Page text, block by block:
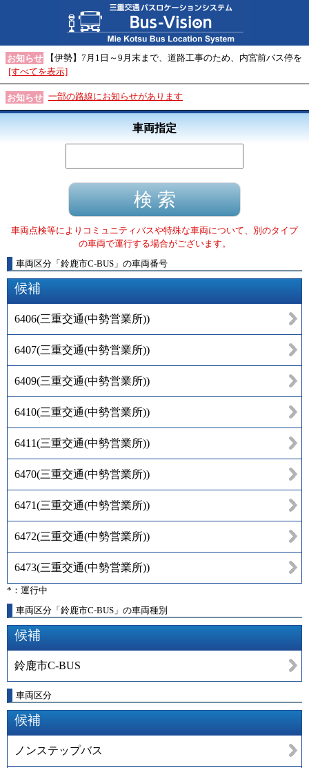
お知らせ
【伊勢】7月1日～9月末まで、道路工事のため、内宮前バス停を
[すべてを表示]
お知らせ 一部の路線にお知らせがあります
車両指定
車両点検等によりコミュニティバスや特殊な車両について、別のタイプ
の車両で運行する場合がございます。
車両区分 「 鈴鹿市C-BUS 」 の車両番号
候補
6406(三重交通(中勢営業所))
6407(三重交通(中勢営業所))
6409(三重交通(中勢営業所))
6410(三重交通(中勢営業所))
6411(三重交通(中勢営業所))
6470(三重交通(中勢営業所))
6471(三重交通(中勢営業所))
6472(三重交通(中勢営業所))
6473(三重交通(中勢営業所))
*：運行中
車両区分「鈴鹿市C-BUS」の車両種別
候補
鈴鹿市C-BUS
車両区分
候補
ノンステップバス